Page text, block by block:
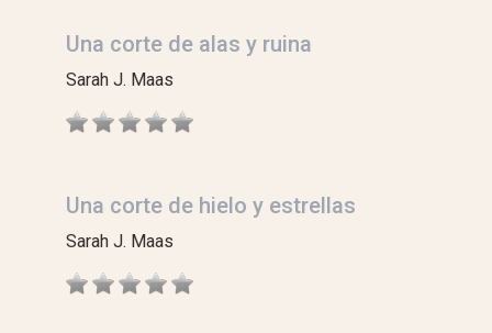
Una corte de alas y ruina
Sarah J. Maas
Una corte de hielo y estrellas
Sarah J. Maas